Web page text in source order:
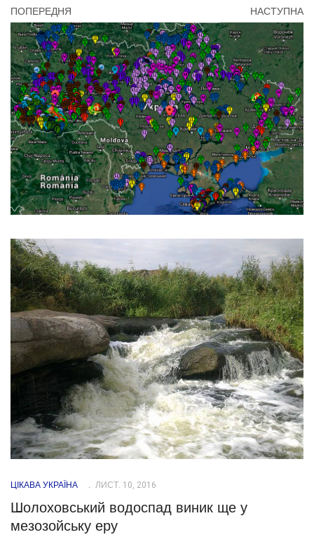
ПОПЕРЕДНЯ НАСТУПНА
ЦІКАВА УКРАЇНА ЛИСТ. 10, 2016
Шолоховський водоспад виник ще у
мезозойську еру